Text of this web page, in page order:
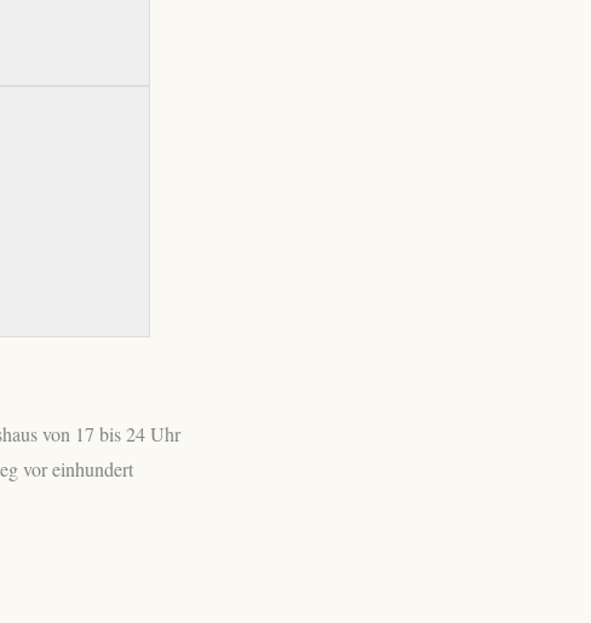
von 17 bis 24 Uhr
vor einhundert